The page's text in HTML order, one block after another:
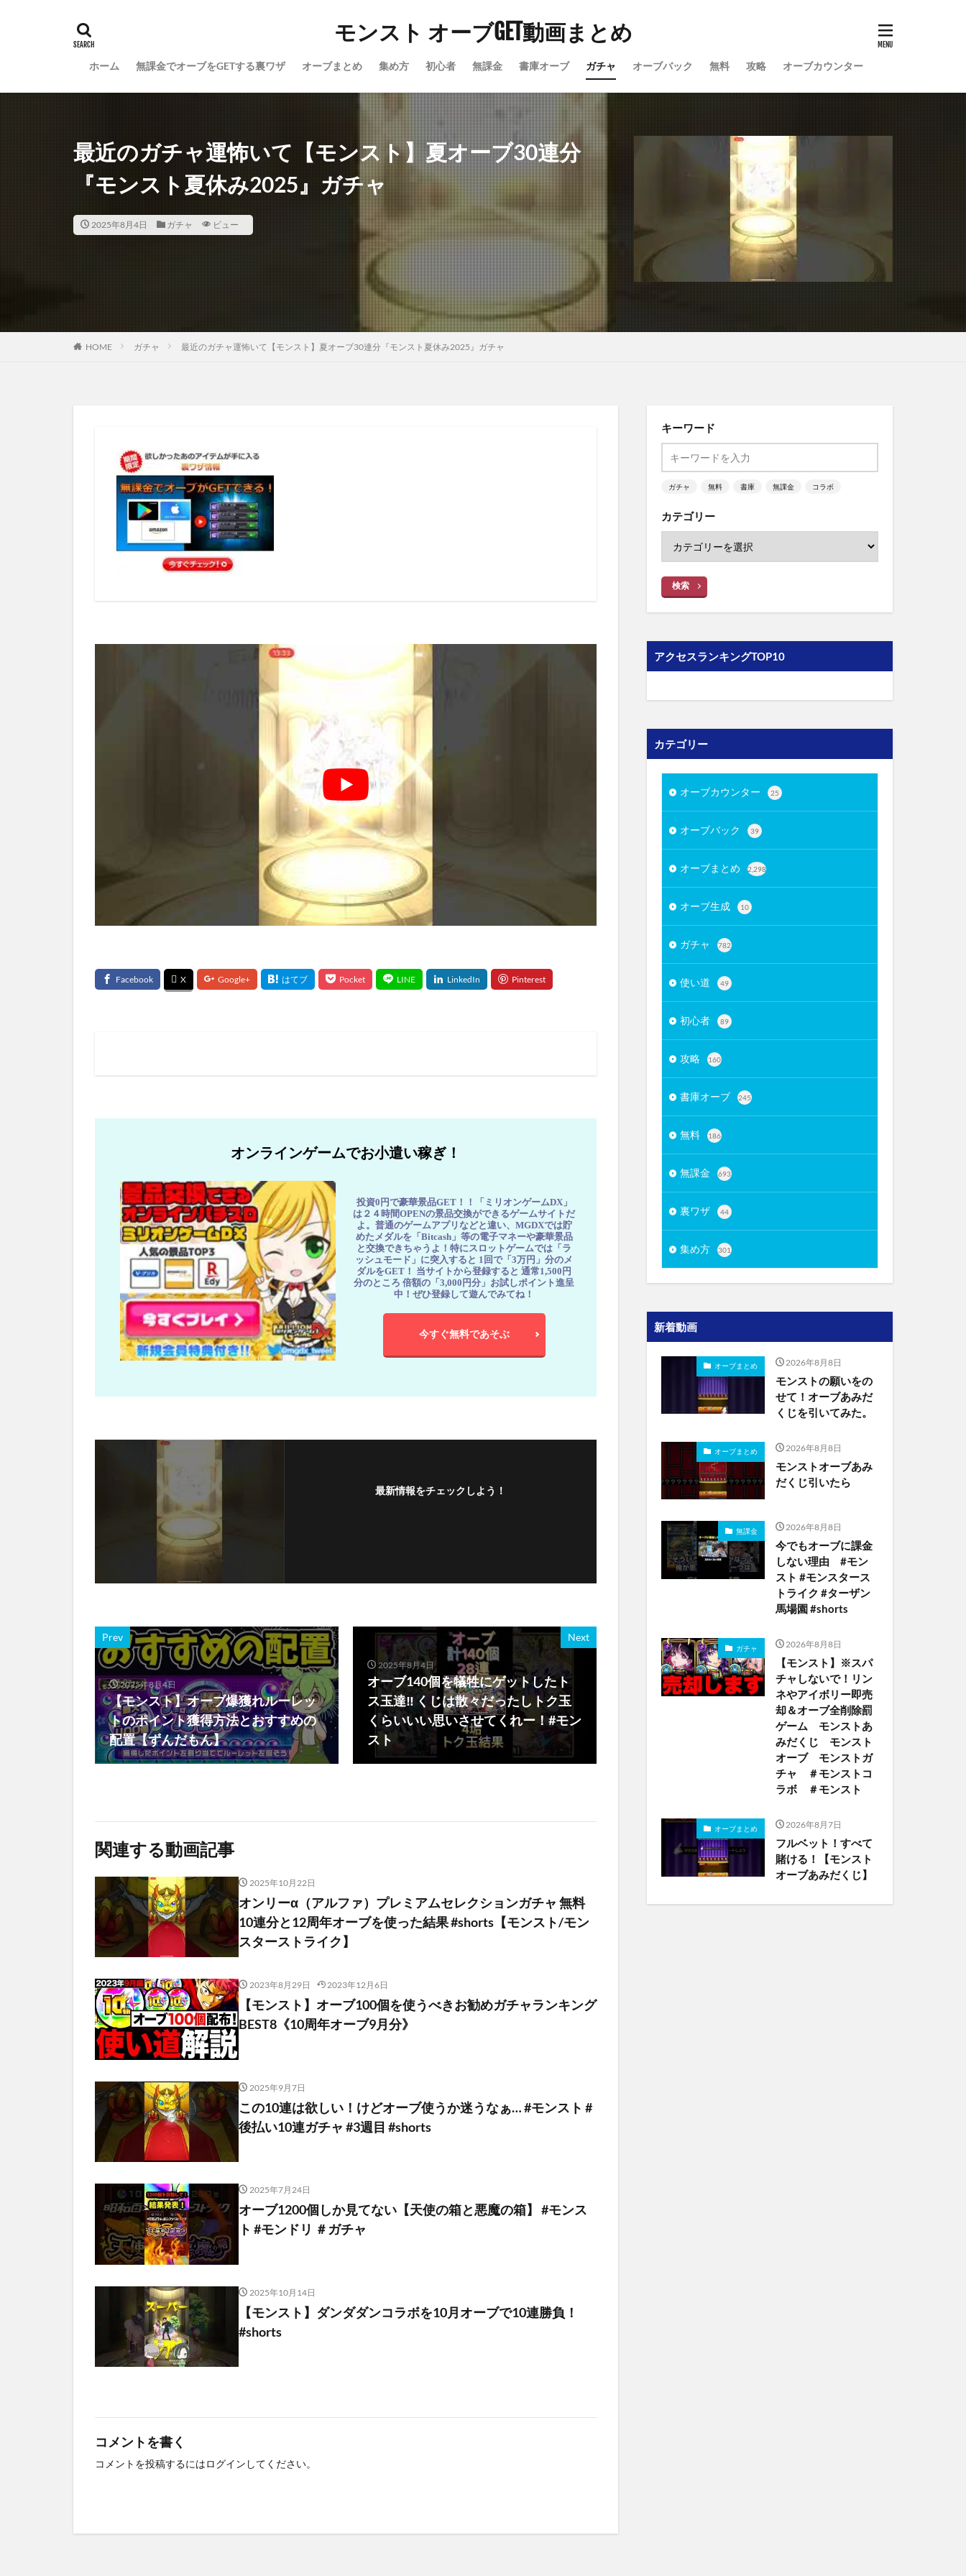
モンスト オーブGET動画まとめ
ホーム 無課金でオーブをGETする裏ワザ オーブまとめ 集め方 初心者 無課金 書庫オーブ ガチャ オーブバック 無料 攻略 オーブカウンター
最近のガチャ運怖いて【モンスト】夏オーブ30連分
『モンスト夏休み2025』ガチャ
2025年8月4日 ガチャ ビュー
HOME ガチャ 最近のガチャ運怖いて【モンスト】夏オーブ30連分『モンスト夏休み2025』ガチャ
オンラインゲームでお小遣い稼ぎ！
投資0円で豪華景品GET！！「ミリオンゲームDX」
は２４時間OPENの景品交換ができるゲームサイトだ
よ。普通のゲームアプリなどと違い、MGDXでは貯
めたメダルを「Bitcash」等の電子マネーや豪華景品
と交換できちゃうよ！特にスロットゲームでは「ラ
ッシュモード」に突入すると 1回で「3万円」分のメ
ダルをGET！ 当サイトから登録すると 通常1,500円
分のところ 倍額の「3,000円分」お試しポイント進呈
中！ぜひ登録して遊んでみてね！
今すぐ無料であそぶ
最新情報をチェックしよう！
Prev
2025年8月4日
【モンスト】オーブ爆獲れルーレッ
トのポイント獲得方法とおすすめの
配置【ずんだもん】
Next
2025年8月4日
オーブ140個を犠牲にゲットしたト
ス玉達‼︎ くじは散々だったしトク玉
くらいいい思いさせてくれー！#モン
スト
関連する動画記事
2025年10月22日
オンリーα（アルファ）プレミアムセレクションガチャ 無料
10連分と12周年オーブを使った結果 #shorts【モンスト/モン
スターストライク】
2023年8月29日 2023年12月6日
【モンスト】オーブ100個を使うべきお勧めガチャランキング
BEST8《10周年オーブ9月分》
2025年9月7日
この10連は欲しい！けどオーブ使うか迷うなぁ… #モンスト #
後払い10連ガチャ #3週目 #shorts
2025年7月24日
オーブ1200個しか見てない【天使の箱と悪魔の箱】 #モンス
ト #モンドリ ＃ガチャ
2025年10月14日
【モンスト】ダンダダンコラボを10月オーブで10連勝負！
#shorts
コメントを書く
コメントを投稿するにはログイン してください。
キーワード
ガチャ 無料 書庫 無課金 コラボ
カテゴリー
検索
アクセスランキングTOP10
カテゴリー
オーブカウンター 25
オーブバック 39
オーブまとめ 2,298
オーブ生成 10
ガチャ 782
使い道 49
初心者 89
攻略 160
書庫オーブ 245
無料 186
無課金 693
裏ワザ 44
集め方 301
新着動画
オーブまとめ 2026年8月8日
モンストの願いをの
せて！オーブあみだ
くじを引いてみた。
オーブまとめ 2026年8月8日
モンストオーブあみ
だくじ引いたら
無課金 2026年8月8日
今でもオーブに課金
しない理由 #モン
スト #モンスタース
トライク #ターザン
馬場園 #shorts
ガチャ 2026年8月8日
【モンスト】※スパ
チャしないで！リン
ネやアイボリー即売
却＆オーブ全削除罰
ゲーム モンストあ
みだくじ モンスト
オーブ モンストガ
チャ ＃モンストコ
ラボ ＃モンスト
オーブまとめ 2026年8月7日
フルベット！すべて
賭ける！【モンスト
オーブあみだくじ】